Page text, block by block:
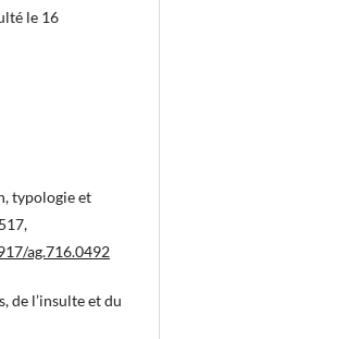
le 16
typologie et
ag.716.0492
de l’insulte et du